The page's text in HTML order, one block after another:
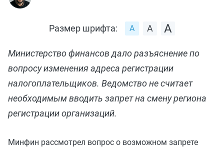
Размер шрифта:
Министерство финансов дало разъяснение по
вопросу изменения адреса регистрации
налогоплательщиков. Ведомство не считает
необходимым вводить запрет на смену региона
регистрации организаций.
Минфин рассмотрел вопрос о возможном запрете